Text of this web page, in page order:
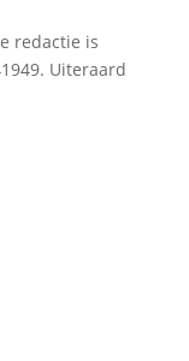
redactie is
Uiteraard